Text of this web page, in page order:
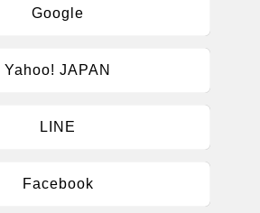
Google
Yahoo! JAPAN
LINE
Facebook